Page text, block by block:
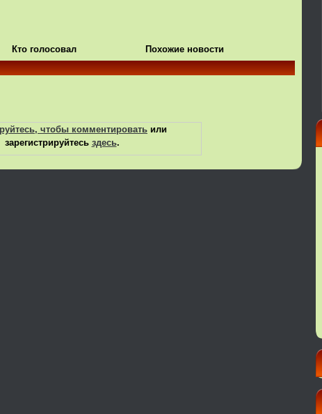
Кто голосовал Похожие новости
чтобы комментировать или
зарегистрируйтесь здесь.